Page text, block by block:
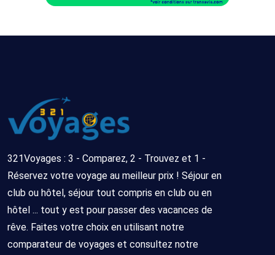
321Voyages : 3 - Comparez, 2 - Trouvez et 1 -
Réservez votre voyage au meilleur prix ! Séjour en
club ou hôtel, séjour tout compris en club ou en
hôtel ... tout y est pour passer des vacances de
rêve. Faites votre choix en utilisant notre
comparateur de voyages et consultez notre